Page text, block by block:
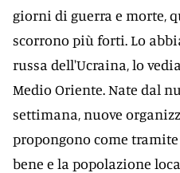
giorni di guerra e morte,
scorrono più forti. Lo
russa dell'Ucraina, lo
Medio Oriente. Nate dal
settimana, nuove
propongono come
bene e la popolazione